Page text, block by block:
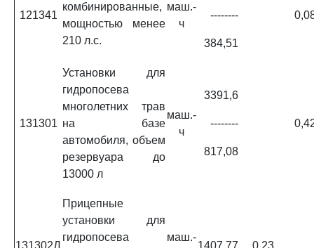
121341
комбинированные,
мощностью менее
210 л.с.
маш.-
ч
--------
384,51
131301
Установки для
гидропосева
многолетних трав
на базе
автомобиля, объем
резервуара до
13000 л
маш.-
ч
3391,6
--------
817,08
131302Д
Прицепные
установки для
гидропосева
маш.-
1407,77 0,23